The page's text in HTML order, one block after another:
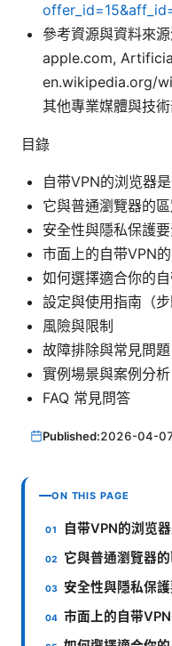
參考資源與資料來
apple.com,
en.wikipedia.org/
其他專業媒體與技
目錄
自带VPN的浏览器
它與普通瀏覽器的
安全性與隱私保護
市面上的自带VPN
如何選擇適合你的
設定與使用指南（步
風險與限制
故障排除與常見問題
實例場景與案例分析
FAQ 常見問答
Published:2026-04-
ON THIS PAGE
自带VPN的浏览
它與普通瀏覽器
安全性與隱私保
市面上的自带